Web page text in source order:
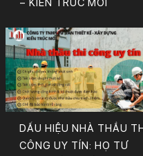
– KIẾN TRÚC MỚI
DẤU HIỆU NHÀ THẦU THI
CÔNG UY TÍN: HỌ TƯ